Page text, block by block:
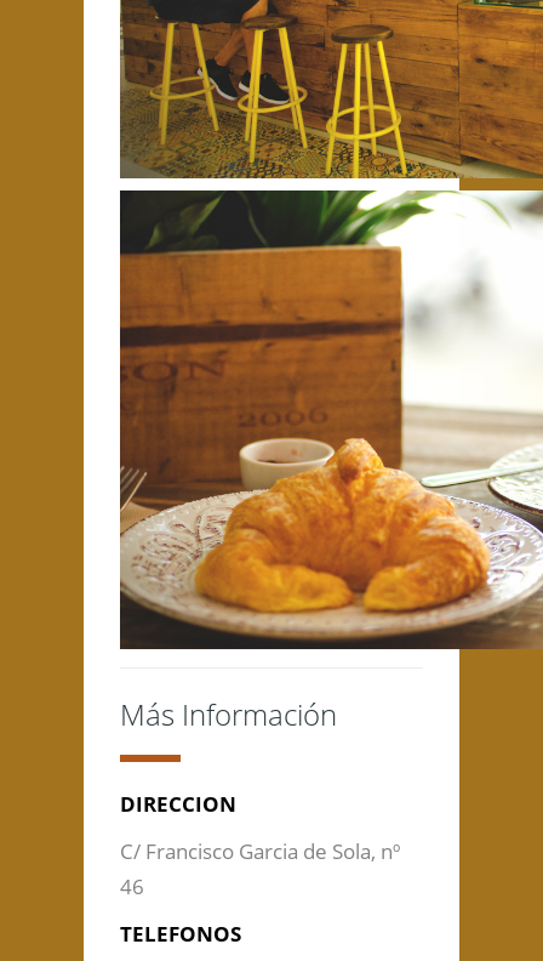
Más Información
DIRECCION
C/ Francisco Garcia de Sola, nº
46
TELEFONOS
Enviar Mensaje